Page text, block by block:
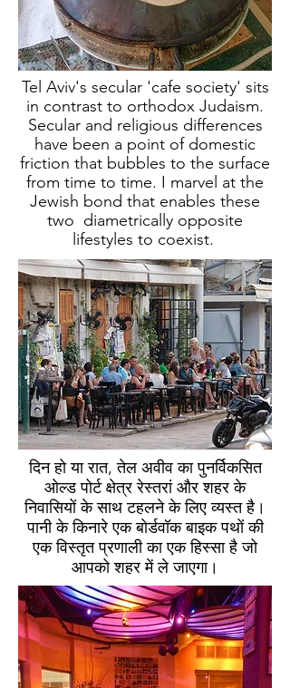
Tel Aviv's secular 'cafe society' sits
in contrast to orthodox Judaism.
Secular and religious differences
have been a point of domestic
friction that bubbles to the surface
from time to time. I marvel at the
Jewish bond that enables these
two diametrically opposite
lifestyles to coexist.
दिन हो या रात, तेल अवीव का पुनर्विकसित
ओल्ड पोर्ट क्षेत्र रेस्तरां और शहर के
निवासियों के साथ टहलने के लिए व्यस्त है।
पानी के किनारे एक बोर्डवॉक बाइक पथों की
एक विस्तृत प्रणाली का एक हिस्सा है जो
आपको शहर में ले जाएगा।